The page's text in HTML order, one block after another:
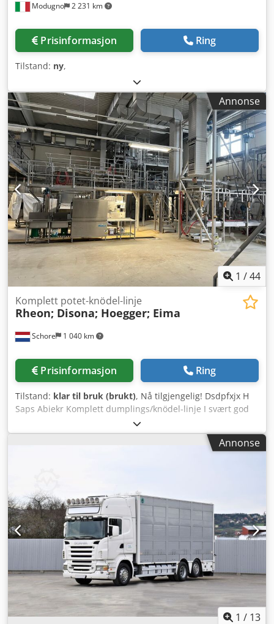
Modugno 2 231 km
Prisinformasjon Ring
Tilstand: ny,
Annonse
1 /44
Schore 1 040 km
Komplett potet-knödel-linje
Rheon; Disona; Hoegger; Eima
Prisinformasjon Ring
Tilstand: klar til bruk (brukt), Nå tilgjengelig! Dsdpfxjx H
Saps Abiekr Komplett dumplings/knödel-linje I svært god
stand. Kapasiteten til produksjonslinjen er 1200 kg per
time. For ytterligere spesifikasjoner av denne linjen, se
vedleggene. Linjen kan inspiseres i Stavenhagen, Tyskland.
i riktig forhold. Systemet kan også behandle andre råvarer
som brøddeig eller andre ingredienser. For dette er det et
ekstra bigbag-stasjon tilgjengelig. Etter blanding blir
produktet veid og ytterligere blandet, før det går videre til
formemaskinene fra Rheon. Rheon-maskinene former
produktet; om ønskelig kan det også tilføres en intern
fylling. Deretter går produktet til panerings-trommelen og
videre til sjokkfryseren, hvor utsiden herdes for å sikre god
pakkbarhet. Etter innfrysing veies produktet med en
multihead-vekt og pakkes i doypack-poser. Deretter
Annonse
1 / 13